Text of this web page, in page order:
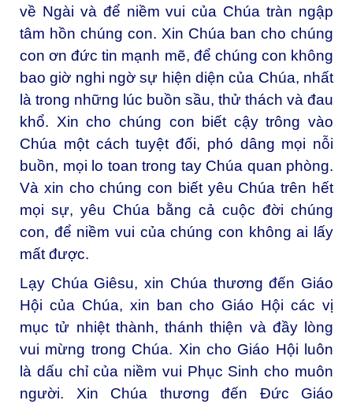
về Ngài và để niềm vui của Chúa tràn ngập
tâm hồn chúng con. Xin Chúa ban cho chúng
con ơn đức tin mạnh mẽ, để chúng con không
bao giờ nghi ngờ sự hiện diện của Chúa, nhất
là trong những lúc buồn sầu, thử thách và đau
khổ. Xin cho chúng con biết cậy trông vào
Chúa một cách tuyệt đối, phó dâng mọi nỗi
buồn, mọi lo toan trong tay Chúa quan phòng.
Và xin cho chúng con biết yêu Chúa trên hết
mọi sự, yêu Chúa bằng cả cuộc đời chúng
con, để niềm vui của chúng con không ai lấy
mất được.
Lạy Chúa Giêsu, xin Chúa thương đến Giáo
Hội của Chúa, xin ban cho Giáo Hội các vị
mục tử nhiệt thành, thánh thiện và đầy lòng
vui mừng trong Chúa. Xin cho Giáo Hội luôn
là dấu chỉ của niềm vui Phục Sinh cho muôn
người. Xin Chúa thương đến Đức Giáo